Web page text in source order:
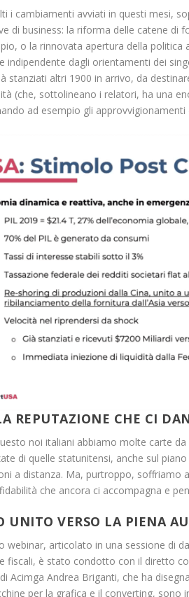
i cambiamenti avviati in questi mesi,
di business: la riforma delle catene di
o la rinnovata apertura della
indipendente dagli orientamenti dei
stanziati altri 1900 in arrivo, da
(che, sottolineano i relatori, ha una
ad esempio gli
REPUTAZIONE CHE CI
noi italiani abbiamo molte carte
di quelle statunitensi, anche sul
a distanza. Ma, purtroppo, soffriamo
che ancora ci accompagna e
UNITO VERSO LA PIENA
webinar, articolato in una sessione di
fiscali, è stato condotto con il diretto
Acimga Andrea Briganti, che ha
per la grafica e il converting, sono